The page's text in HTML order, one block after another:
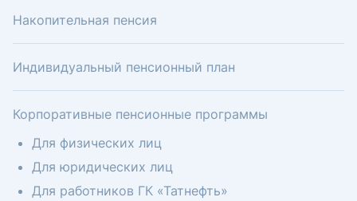
Накопительная пенсия
Индивидуальный пенсионный план
Корпоративные пенсионные программы
Для физических лиц
Для юридических лиц
Для работников ГК «Татнефть»